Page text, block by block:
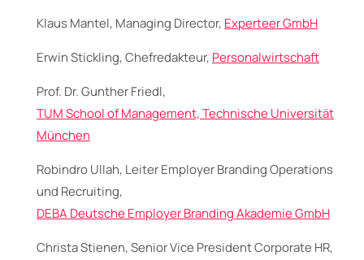
Klaus Mantel, Managing Director, Experteer GmbH
Erwin Stickling, Chefredakteur, Personalwirtschaft
Prof. Dr. Gunther Friedl,
TUM School of Management, Technische Universität
München
Robindro Ullah, Leiter Employer Branding Operations
und Recruiting,
DEBA Deutsche Employer Branding Akademie GmbH
Christa Stienen, Senior Vice President Corporate HR,